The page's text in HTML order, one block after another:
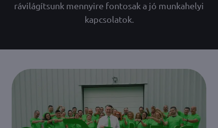
rávilágítsunk mennyire fontosak a jó munkahelyi
kapcsolatok.